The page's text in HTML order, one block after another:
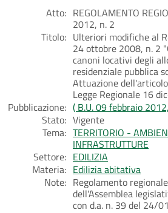
Atto: REGOLAMENTO
2012, n. 2
Titolo: Ulteriori modifiche al
24 ottobre 2008, n. 2
canoni locativi degli
residenziale pubblica
Attuazione
Legge Regionale 16
Pubblicazione: ( B.U. 09 febbraio
Stato: Vigente
Tema: TERRITORIO -
INFRASTRUTTURE
Settore: EDILIZIA
Materia: Edilizia abitativa
Note: Regolamento
dell'Assemblea
con d.a. n. 39 del 24/